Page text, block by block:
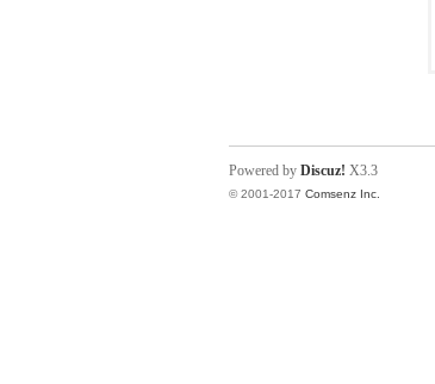
Powered by Discuz! X3.3
© 2001-2017 Comsenz Inc.